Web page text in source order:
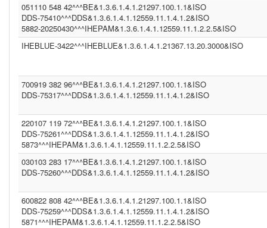
NIST2010-3 (2.16.840.1.113883.3.72.5.9.3)
(2.16.840.1.113883.4.1)
DDS (1.3.6.1.4.1.12559.11.1.4.1.2)
CGOT (1.2.40.0.10.1.6.1.1.1.001.1.1.3.1)
CGEU (1.3.6.1.4.1.21367.2011.2.5.5597)
1.3.6.1.4.1.21367.2011.2.5.5394 (1.3.6.1.4.1.21367.2011.2.5.5659)
COROLAR (1.3.6.1.4.1.21367.13.20.242)
(2.16.840.1.113883.13.230)
DDS (1.3.6.1.4.1.12559.11.1.4.2.4)
IHEBLUE2 (1.3.6.1.4.1.21367.13.20.3001)
SER (1.3.6.1.4.1.21367.2011.2.5.5563)
INFNITTG (1.3.6.1.4.1.21367.2005.13.20.3000)
(1.3.6.1.4.1.21367.2011.2.5.5523)
(1.3.6.1.4.1.21367.13.20.1000)
051110 548 42^^^BE&1.3.6.1.4.1.21297.100.1.1&ISO
DDS-75410^^^DDS&1.3.6.1.4.1.12559.11.1.4.1.2&ISO
5882-20250430^^^IHEPAM&1.3.6.1.4.1.12559.11.1.2.2.5&ISO
IHEBLUE-3422^^^IHEBLUE&1.3.6.1.4.1.21367.13.20.3000&ISO
700919 382 96^^^BE&1.3.6.1.4.1.21297.100.1.1&ISO
DDS-75317^^^DDS&1.3.6.1.4.1.12559.11.1.4.1.2&ISO
220107 119 72^^^BE&1.3.6.1.4.1.21297.100.1.1&ISO
DDS-75261^^^DDS&1.3.6.1.4.1.12559.11.1.4.1.2&ISO
5873^^^IHEPAM&1.3.6.1.4.1.12559.11.1.2.2.5&ISO
030103 283 17^^^BE&1.3.6.1.4.1.21297.100.1.1&ISO
DDS-75260^^^DDS&1.3.6.1.4.1.12559.11.1.4.1.2&ISO
600822 808 42^^^BE&1.3.6.1.4.1.21297.100.1.1&ISO
DDS-75259^^^DDS&1.3.6.1.4.1.12559.11.1.4.1.2&ISO
5871^^^IHEPAM&1.3.6.1.4.1.12559.11.1.2.2.5&ISO